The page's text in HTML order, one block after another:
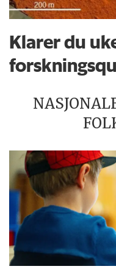
Klarer du